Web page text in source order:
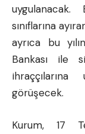
sınıflarına
ayrıca bu
Bankası ile
görüşecek.
Kurum, 17